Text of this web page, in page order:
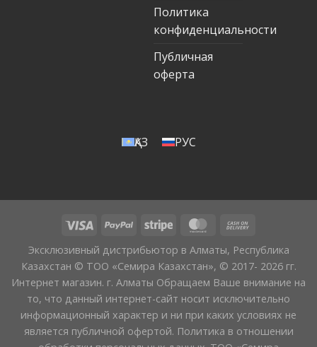
Политика
конфиденциальности
Публичная
оферта
ҚАЗ РУС
Эксклюзивный дистрибьютор в Алматы, Республика
Казахстан © ТОО «Семира Казахстан», © 2017- 2026 гг.
Интернет магазин. г. Алматы Обращаем Ваше внимание на
то, что данный интернет-сайт носит исключительно
информационный характер и ни при каких условиях не
является публичной офертой. Политика в отношении